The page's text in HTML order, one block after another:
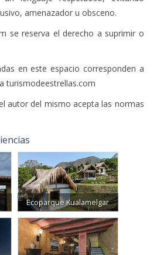
amenazador u obsceno.
se reserva el derecho a suprimir o
en este espacio corresponden a
turismodeestrellas.com
autor del mismo acepta las normas
Ecoparque Kualamelgar